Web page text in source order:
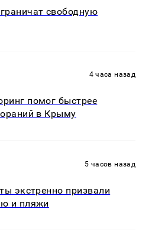
свободную
4 часа назад
помог быстрее
в Крыму
5 часов назад
экстренно призвали
и пляжи